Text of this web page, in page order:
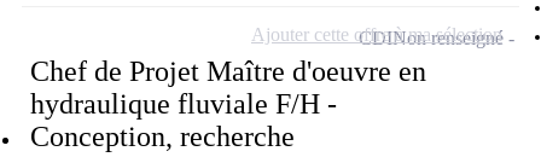
Chef de Projet Maître d'oeuvre en
hydraulique fluviale F/H -
Conception, recherche
CDINon renseigné
Ajouter cette offre à ma sélection